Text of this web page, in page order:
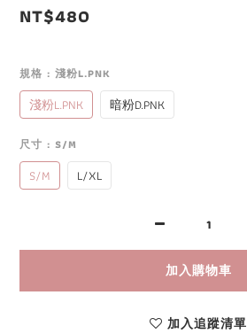
NT$480
規格 : 淺粉L.PNK
淺粉L.PNK 暗粉D.PNK
尺寸 : S/M
S/M L/XL
加入購物車
加入追蹤清單